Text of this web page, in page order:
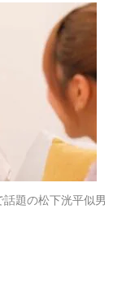
話題の松下洸平似男